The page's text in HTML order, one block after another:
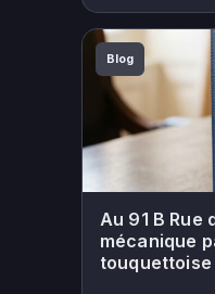
Blog
Au 91 B Rue
mécanique
touquettoise